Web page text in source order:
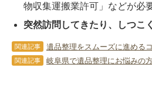
物収集運搬業許可」などが必
突然訪問してきたり、しつこ
関連記事
関連記事